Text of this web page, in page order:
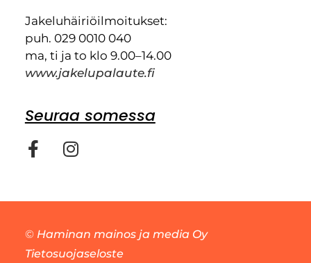
Jakeluhäiriöilmoitukset:
puh. 029 0010 040
ma, ti ja to klo 9.00–14.00
www.jakelupalaute.fi
Seuraa somessa
© Haminan mainos ja media Oy
Tietosuojaseloste